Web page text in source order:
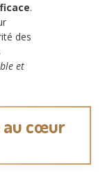
.
des
et
au cœur